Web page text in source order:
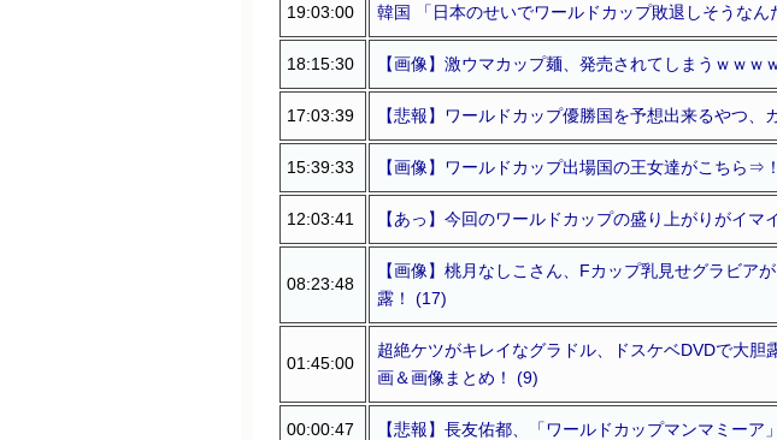
19:03:00 韓国 「日本のせいでワールドカップ敗退しそうなん
18:15:30 【画像】激ウマカップ麺、発売されてしまうｗｗｗ
17:03:39 【悲報】ワールドカップ優勝国を予想出来るやつ、
15:39:33 【画像】ワールドカップ出場国の王女達がこちら⇒
12:03:41 【あっ】今回のワールドカップの盛り上がりがイマ
08:23:48
【画像】桃月なしこさん、Fカップ乳見せグラビア
露！ (17)
01:45:00
超絶ケツがキレイなグラドル、ドスケベDVDで大
画＆画像まとめ！ (9)
00:00:47 【悲報】長友佑都、「ワールドカップマンマミー